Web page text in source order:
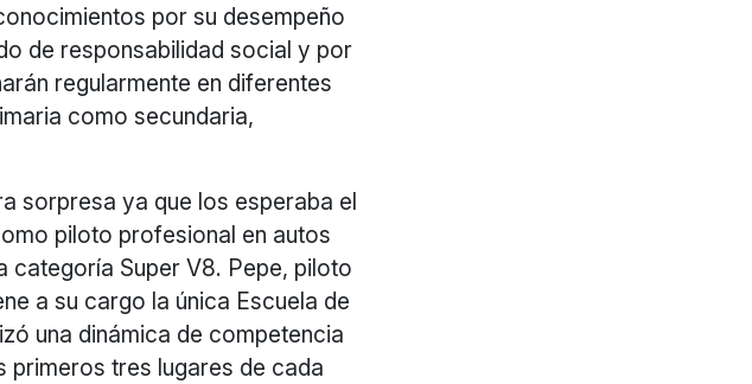
por su desempeño
de responsabilidad social y por
regularmente en diferentes
como secundaria,
sorpresa ya que los esperaba el
piloto profesional en autos
categoría Super V8. Pepe, piloto
a su cargo la única Escuela de
una dinámica de competencia
primeros tres lugares de cada